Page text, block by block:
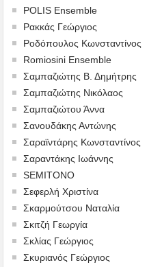
POLIS Ensemble
Ρακκάς Γεώργιος
Ροδόπουλος Κωνσταντίνος
Romiosini Ensemble
Σαμπαζιώτης Β. Δημήτρης
Σαμπαζιώτης Νικόλαος
Σαμπαζιώτου Άννα
Σανουδάκης Αντώνης
Σαραϊντάρης Κωνσταντίνος
Σαραντάκης Ιωάννης
SEMITONO
Σεφερλή Χριστίνα
Σκαρμούτσου Ναταλία
Σκιτζή Γεωργία
Σκλίας Γεώργιος
Σκυριανός Γεώργιος